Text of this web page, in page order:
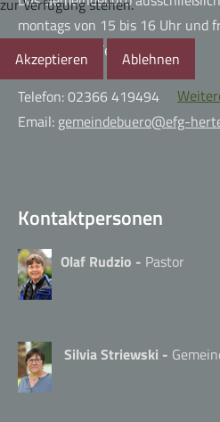
montags von 15 bis 16 Uhr und
(nicht in den Ferien)
Telefon: 02366 419494
Email: gemeindebuero@efg-
Kontaktpersonen
Olaf Rudzio - Pastor
Silvia Striewski -
zur Verfügung stehen.
Akzeptieren
Ablehnen